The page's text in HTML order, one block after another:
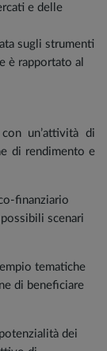
e delle
sugli strumenti
è rapportato al
un’attività di
di rendimento e
finanziario
scenari
tematiche
di beneficiare
dei